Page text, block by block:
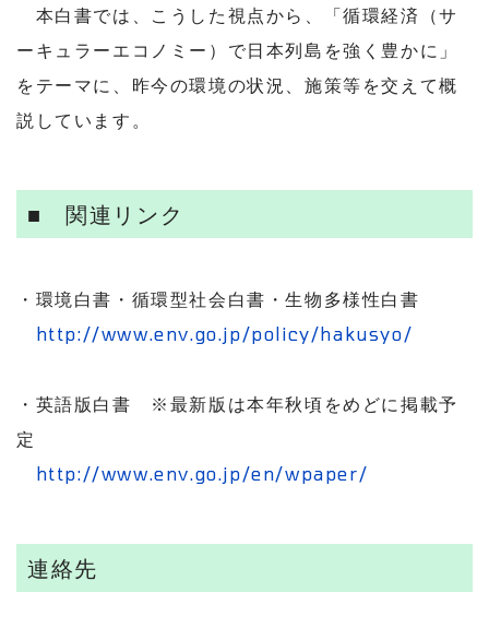
本白書では、こうした視点から、「循環経済（サ
ーキュラーエコノミー）で日本列島を強く豊かに」
をテーマに、昨今の環境の状況、施策等を交えて概
説しています。
■ 関連リンク
・環境白書・循環型社会白書・生物多様性白書
http://www.env.go.jp/policy/hakusyo/
・英語版白書 ※最新版は本年秋頃をめどに掲載予
定
http://www.env.go.jp/en/wpaper/
連絡先